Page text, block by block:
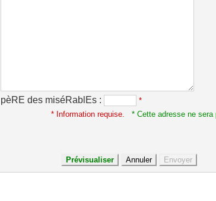
pèRE des miséRablEs :
*
* Information requise.
* Cette adresse ne sera